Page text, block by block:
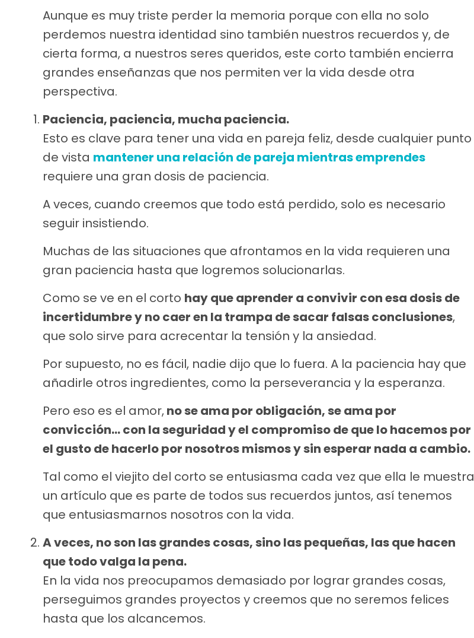
Aunque es muy triste perder la memoria porque con ella no solo
perdemos nuestra identidad sino también nuestros recuerdos y, de
cierta forma, a nuestros seres queridos, este corto también encierra
grandes enseñanzas que nos permiten ver la vida desde otra
perspectiva.
Paciencia, paciencia, mucha paciencia.
Esto es clave para tener una vida en pareja feliz, desde cualquier punto
de vista mantener una relación de pareja mientras emprendes
requiere una gran dosis de paciencia.
A veces, cuando creemos que todo está perdido, solo es necesario
seguir insistiendo.
Muchas de las situaciones que afrontamos en la vida requieren una
gran paciencia hasta que logremos solucionarlas.
Como se ve en el corto hay que aprender a convivir con esa dosis de
incertidumbre y no caer en la trampa de sacar falsas conclusiones,
que solo sirve para acrecentar la tensión y la ansiedad.
Por supuesto, no es fácil, nadie dijo que lo fuera. A la paciencia hay que
añadirle otros ingredientes, como la perseverancia y la esperanza.
Pero eso es el amor,no se ama por obligación, se ama por
convicción… con la seguridad y el compromiso de que lo hacemos por
el gusto de hacerlo por nosotros mismos y sin esperar nada a cambio.
Tal como el viejito del corto se entusiasma cada vez que ella le muestra
un artículo que es parte de todos sus recuerdos juntos, así tenemos
que entusiasmarnos nosotros con la vida.
A veces, no son las grandes cosas, sino las pequeñas, las que hacen
que todo valga la pena.
En la vida nos preocupamos demasiado por lograr grandes cosas,
perseguimos grandes proyectos y creemos que no seremos felices
hasta que los alcancemos.